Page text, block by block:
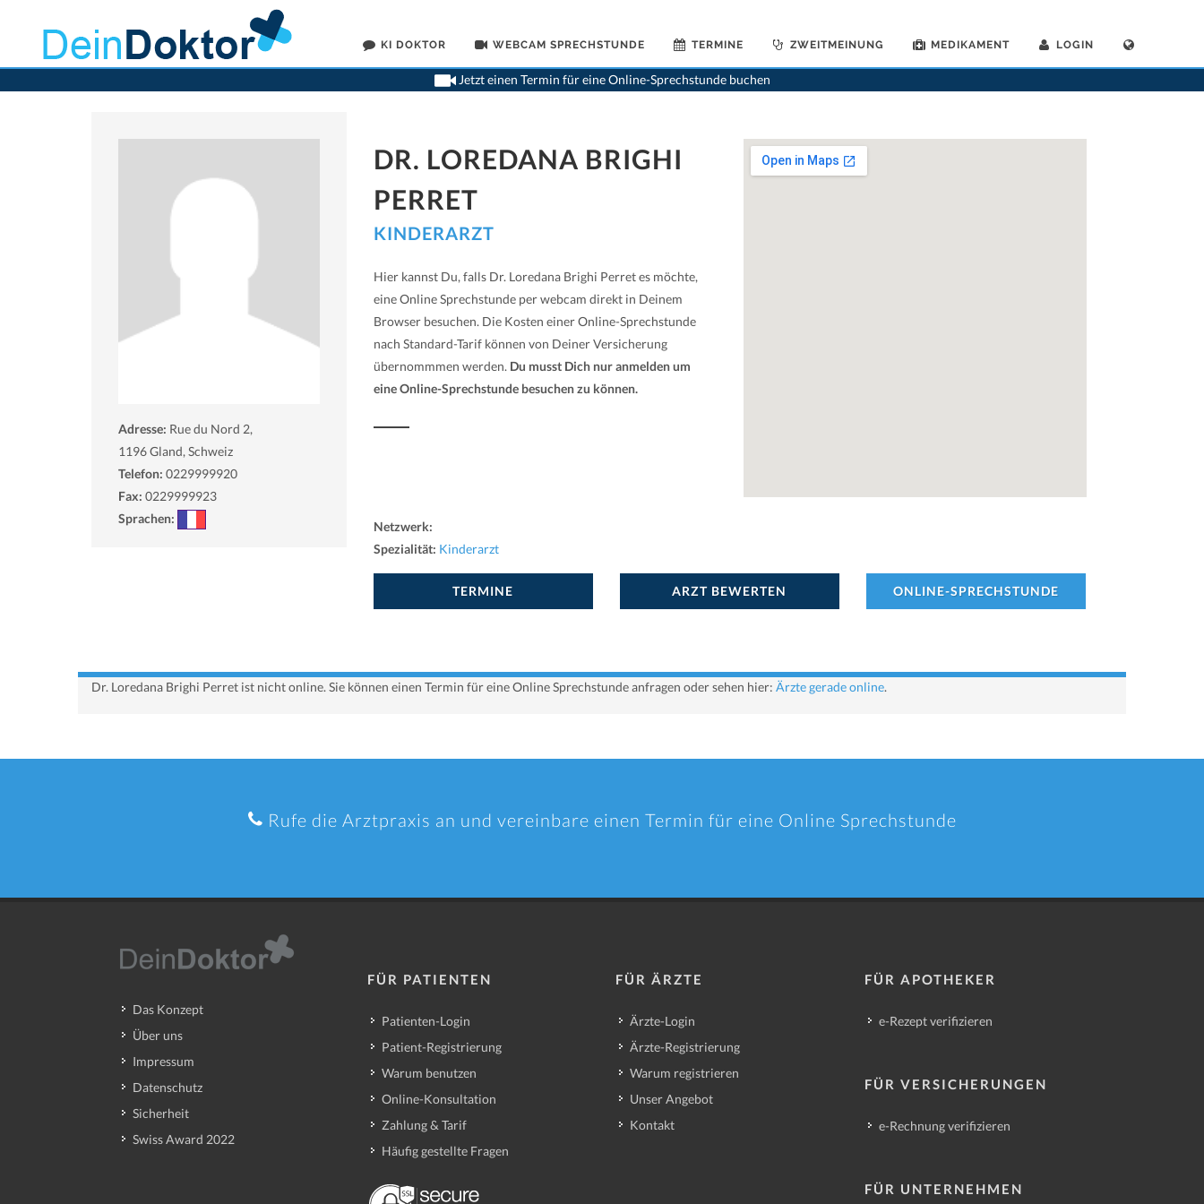
KI DOKTOR WEBCAM SPRECHSTUNDE TERMINE ZWEITMEINUNG MEDIKAMENT LOGIN
Jetzt einen Termin für eine Online-Sprechstunde buchen
>Kinderaerzte>Gland>Dr. Loredana Brighi Perret>Sprechstunde mit Dr. Loredana Brighi Perret
Adresse: Rue du Nord 2,
1196Gland, Schweiz
Telefon: 0229999920
Fax: 0229999923
Sprachen:
DR. LOREDANA BRIGHI
PERRET
KINDERARZT
Hier kannst Du, falls Dr. Loredana Brighi Perret es möchte,
eine Online Sprechstunde per webcam direkt in Deinem
Browser besuchen. Die Kosten einer Online-Sprechstunde
nach Standard-Tarif können von Deiner Versicherung
übernommmen werden. Du musst Dich nur anmelden um
eine Online-Sprechstunde besuchen zu können.
Netzwerk:
Spezialität: Kinderarzt
TERMINE ARZT BEWERTEN ONLINE-SPRECHSTUNDE
Dr. Loredana Brighi Perret ist nicht online. Sie können einen Termin für eine Online Sprechstunde anfragen oder sehen hier: Ärzte gerade online.
Rufe die Arztpraxis an und vereinbare einen Termin für eine Online Sprechstunde
Das Konzept
Über uns
Impressum
Datenschutz
Sicherheit
Swiss Award 2022
FÜR PATIENTEN
Patienten-Login
Patient-Registrierung
Warum benutzen
Online-Konsultation
Zahlung & Tarif
Häufig gestellte Fragen
FÜR ÄRZTE
Ärzte-Login
Ärzte-Registrierung
Warum registrieren
Unser Angebot
Kontakt
FÜR APOTHEKER
e-Rezept verifizieren
FÜR VERSICHERUNGEN
e-Rechnung verifizieren
FÜR UNTERNEHMEN